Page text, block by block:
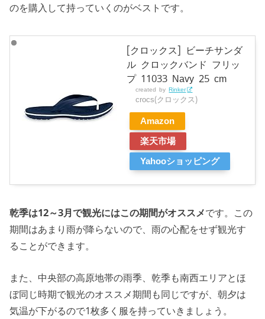
のを購入して持っていくのがベストです。
[クロックス] ビーチサンダ
ル クロックバンド フリッ
プ 11033 Navy 25 cm
created byRinker
crocs(クロックス)
Amazon
楽天市場
Yahooショッピング
乾季は12～3月で観光にはこの期間がオススメです。この
期間はあまり雨が降らないので、雨の心配をせず観光す
ることができます。
また、中央部の高原地帯の雨季、乾季も南西エリアとほ
ぼ同じ時期で観光のオススメ期間も同じですが、朝夕は
気温が下がるので1枚多く服を持っていきましょう。